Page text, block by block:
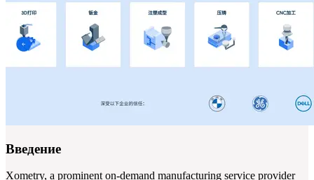
Введение
Xometry, a prominent on-demand manufacturing service provider